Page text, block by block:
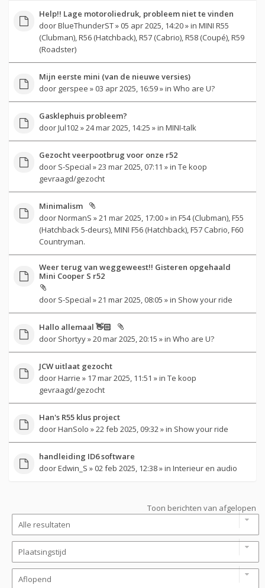
Help!! Lage motoroliedruk, probleem niet te vinden
doorBlueThunderST» 05 apr 2025, 14:20 » in MINI R55
(Clubman), R56 (Hatchback), R57 (Cabrio), R58 (Coupé), R59
(Roadster)
Mijn eerste mini (van de nieuwe versies)
door gerspee » 03 apr 2025, 16:59 » in Who are U?
Gasklephuis probleem?
doorJul102 » 24 mar 2025, 14:25 » in MINI-talk
Gezocht veerpootbrug voor onze r52
door S-Special » 23 mar 2025, 07:11 » in Te koop
gevraagd/gezocht
Minimalism
doorNormanS » 21 mar 2025, 17:00 » in F54 (Clubman), F55
(Hatchback 5-deurs), MINI F56 (Hatchback), F57 Cabrio, F60
Countryman.
Weer terug van weggeweest!! Gisteren opgehaald
Mini Cooper S r52
door S-Special » 21 mar 2025, 08:05 » in Show your ride
Hallo allemaal 👋🏻
door Shortyy» 20 mar 2025, 20:15 » in Who are U?
JCW uitlaat gezocht
doorHarrie » 17 mar 2025, 11:51 » in Te koop
gevraagd/gezocht
Han's R55 klus project
doorHanSolo » 22 feb 2025, 09:32 » in Show your ride
handleiding ID6 software
doorEdwin_S » 02 feb 2025, 12:38 » in Interieur en audio
Toon berichten van afgelopen